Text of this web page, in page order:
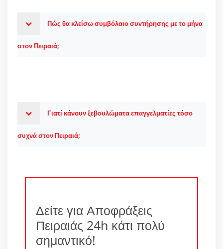
Πώς θα κλείσω συμβόλαιο συντήρησης με το μήνα
στον Πειραιά;
Γιατί κάνουν ξεβουλώματα επαγγελματίες τόσο
συχνά στον Πειραιά;
Δείτε για Αποφράξεις
Πειραιάς 24h κάτι πολύ
σημαντικό!